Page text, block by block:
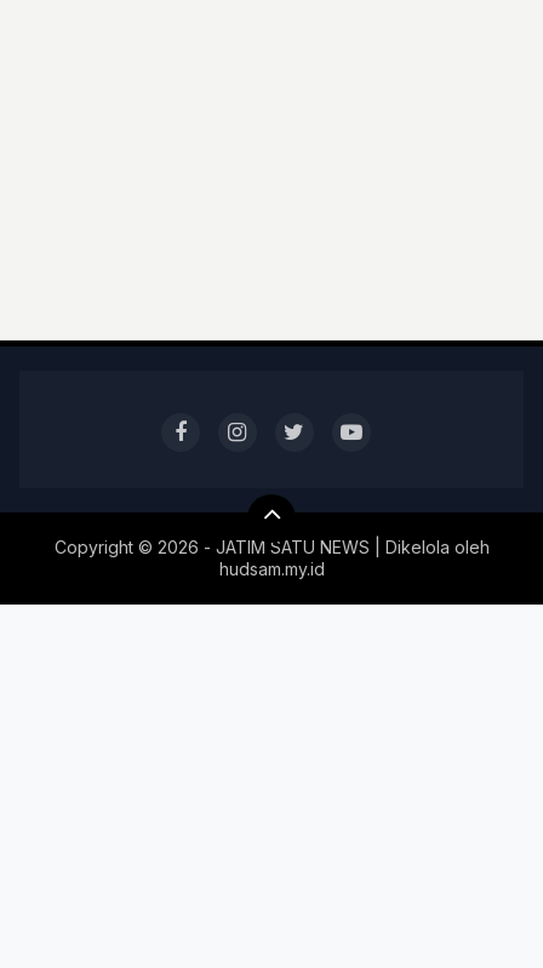
Copyright © 2026 - JATIM SATU NEWS | Dikelola oleh
hudsam.my.id